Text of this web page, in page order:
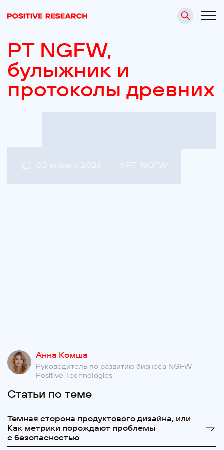
PT NGFW,
булыжник и
протоколы древних
Анна Комша
Руководитель по развитию бизнеса NGFW,
Positive Technologies
Статьи по теме
Темная сторона продуктового дизайна, или
Как метрики порождают проблемы
с безопасностью